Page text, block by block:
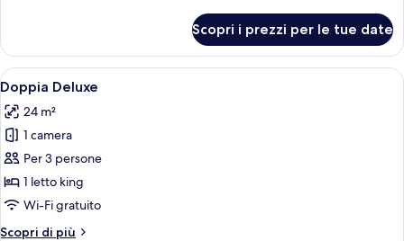
Superior
Scopri i prezzi per le tue date
Apri
tutte
le
foto
per
Doppia
Deluxe
Una camera d'albergo moderna con
11
Doppia Deluxe
24 m²
1 camera
Per 3 persone
1 letto king
Wi-Fi gratuito
Scopri di più
Altri